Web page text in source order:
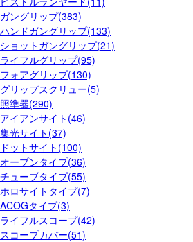
ガングリップ(383)
ハンドガングリップ(133)
ショットガングリップ(21)
ライフルグリップ(95)
フォアグリップ(130)
グリップスクリュー(5)
照準器(290)
アイアンサイト(46)
集光サイト(37)
ドットサイト(100)
オープンタイプ(36)
チューブタイプ(55)
ホロサイトタイプ(7)
ACOGタイプ(3)
ライフルスコープ(42)
スコープカバー(51)